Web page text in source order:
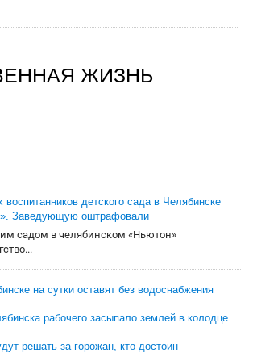
ЖИЗНЬ
воспитанников детского сада в Челябинске
Заведующую оштрафовали
садом в челябинском «Ньютон»
на сутки оставят без водоснабжения
рабочего засыпало землей в колодце
решать за горожан, кто достоин